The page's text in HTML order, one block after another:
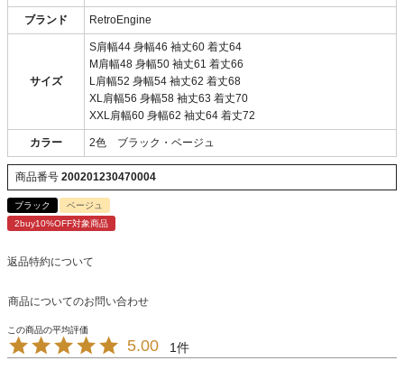
ブランド RetroEngine
サイズ
S肩幅44 身幅46 袖丈60 着丈64
M肩幅48 身幅50 袖丈61 着丈66
L肩幅52 身幅54 袖丈62 着丈68
XL肩幅56 身幅58 袖丈63 着丈70
XXL肩幅60 身幅62 袖丈64 着丈72
カラー 2色 ブラック・ベージュ
商品番号 200201230470004
ブラック
ベージュ
2buy10%OFF対象商品
返品特約について
商品についてのお問い合わせ
5.00 1